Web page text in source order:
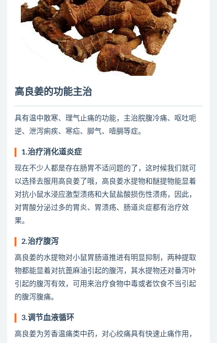
高良姜的功能主治
具有温中散寒、理气止痛的功能，主治脘腹冷痛、呕吐呃
逆、泄泻痢疾、寒疝、脚气、噎膈等症。
1.治疗消化道炎症
现在不少人都是存在肠胃不适问题的了，这时候我们就可
以选择去服用高良姜了哦，高良姜水提物和醚提物能显着
对抗小鼠水浸应激型溃疡和大鼠盐酸损伤性溃疡，因此，
对胃酸分泌过多的胃炎、胃溃疡、肠道炎症都有治疗效
果。
2.治疗腹泻
高良姜的水提物对小鼠胃肠道推进有明显抑制，两种提取
物都能显着对抗蓖麻油引起的腹泻，其水提物还对番泻叶
引起的腹泻有效，可用来治疗食物中毒或者饮食不当引起
的腹泻腹痛。
3.调节血液循环
高良姜为芳香温痛类中药，对心绞痛具有快速止痛作用，